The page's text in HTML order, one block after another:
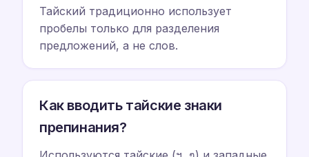
Тайский традиционно использует
пробелы только для разделения
предложений, а не слов.
Как вводить тайские знаки
препинания?